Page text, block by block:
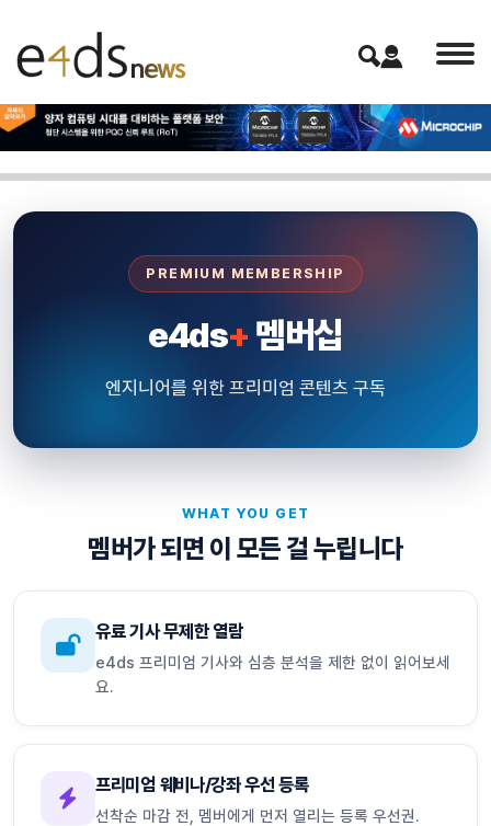
PREMIUM MEMBERSHIP
e4ds+ 멤버십
엔지니어를 위한 프리미엄 콘텐츠 구독
WHAT YOU GET
멤버가 되면 이 모든 걸 누립니다
유료 기사 무제한 열람
e4ds 프리미엄 기사와 심층 분석을 제한 없이 읽어보세
요.
프리미엄 웨비나/강좌 우선 등록
선착순 마감 전, 멤버에게 먼저 열리는 등록 우선권.